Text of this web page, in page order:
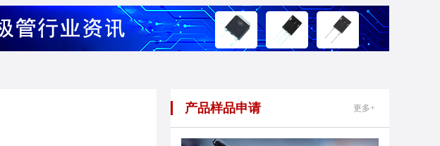
产品样品申请 更多+